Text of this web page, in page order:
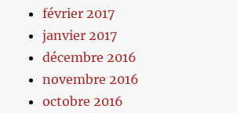
février 2017
janvier 2017
décembre 2016
novembre 2016
octobre 2016